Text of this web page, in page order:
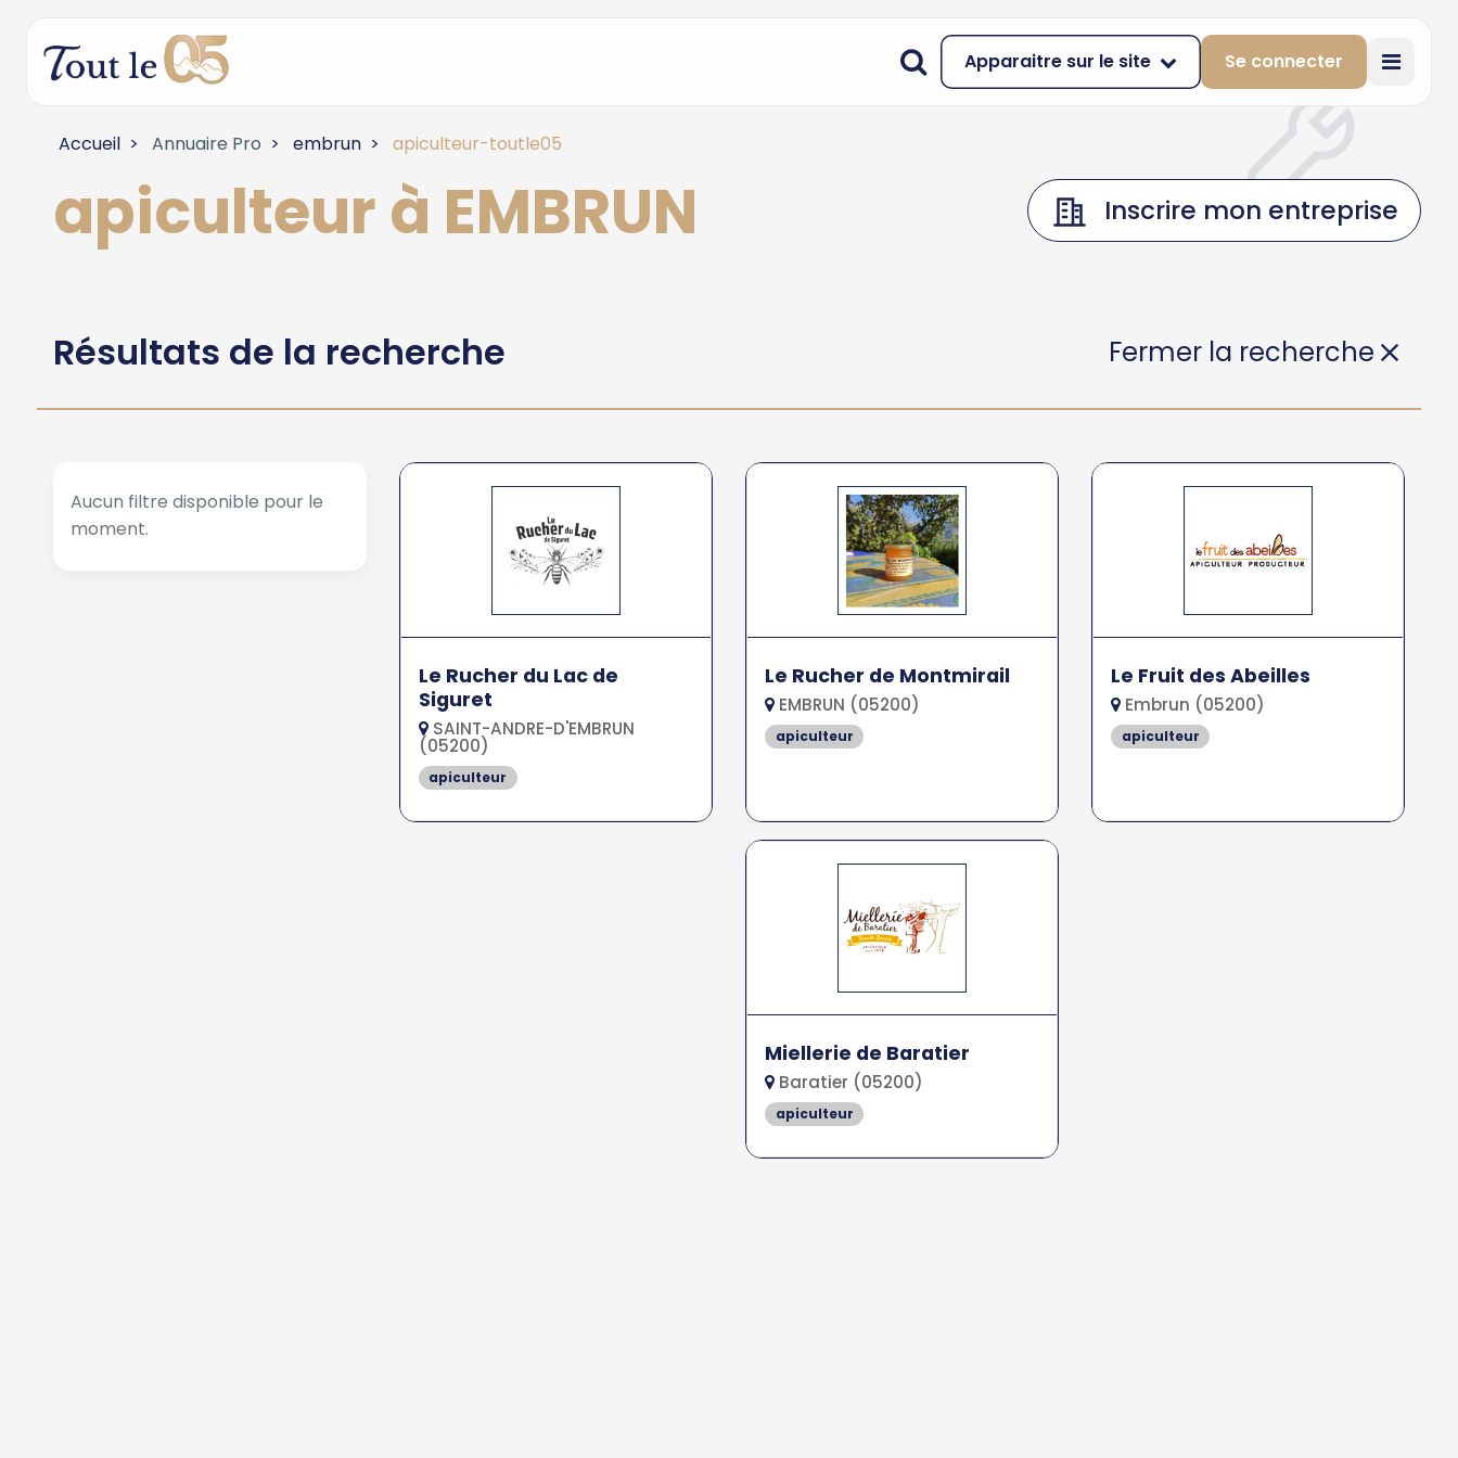
Apparaitre sur le site Se connecter
Accueil Annuaire Pro embrun apiculteur-toutle05
apiculteur à EMBRUN Inscrire mon entreprise
Résultats de la recherche Fermer la recherche
Aucun filtre disponible pour le
moment.
Le Rucher du Lac de
Siguret
SAINT-ANDRE-D'EMBRUN
(05200)
apiculteur
Le Rucher de Montmirail
EMBRUN (05200)
apiculteur
Le Fruit des Abeilles
Embrun (05200)
apiculteur
Miellerie de Baratier
Baratier (05200)
apiculteur